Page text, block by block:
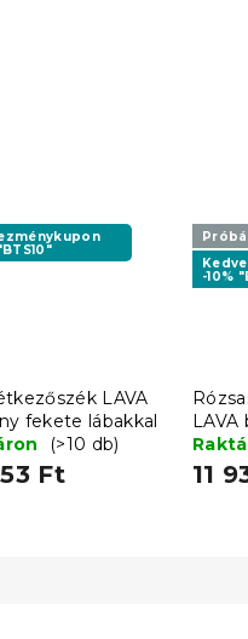
LAVA
fekete lábakkal
(>10 db)
Ft
-10%
LAVA
11